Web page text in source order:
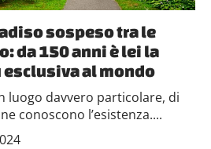
sospeso tra le
da 150 anni è lei la
al mondo
luogo davvero particolare, di
conoscono l’esistenza....